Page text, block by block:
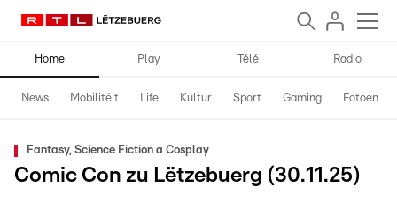
Home Play Télé Radio
News Mobilitéit Life Kultur Sport Gaming Fotoen
Fantasy, Science Fiction a Cosplay
Comic Con zu Lëtzebuerg (30.11.25)